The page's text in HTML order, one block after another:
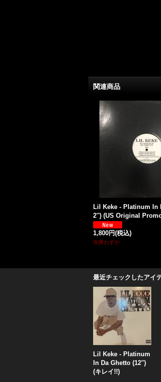
関連商品
Lil Keke - Platinum In
2'') (US Original
1,800円(税込)
在庫わずか
最近チェックしたアイ
Lil Keke - Platinum
In Da Ghetto (12'')
(キレイ!!)